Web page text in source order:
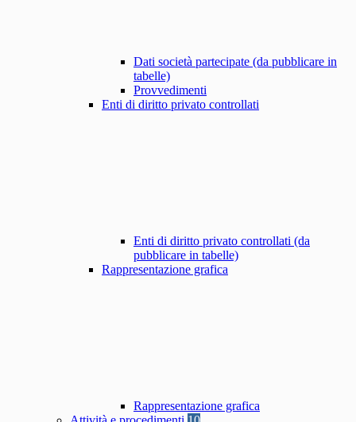
Dati società partecipate (da pubblicare in
tabelle)
Provvedimenti
Enti di diritto privato controllati
Enti di diritto privato controllati (da
pubblicare in tabelle)
Rappresentazione grafica
Rappresentazione grafica